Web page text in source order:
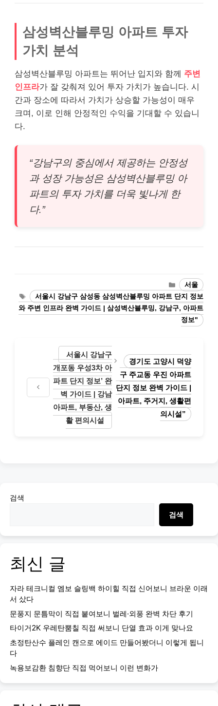
삼성벽산블루밍 아파트 투자
가치 분석
삼성벽산블루밍 아파트는 뛰어난 입지와 함께 주변
인프라가 잘 갖춰져 있어 투자 가치가 높습니다. 시
간과 장소에 따라서 가치가 상승할 가능성이 매우
크며, 이로 인해 안정적인 수익을 기대할 수 있습니
다.
“강남구의 중심에서 제공하는 안정성
과 성장 가능성은 삼성벽산블루밍 아
파트의 투자 가치를 더욱 빛나게 한
다.”
Categories
서울
Tags
서울시 강남구 삼성동 삼성벽산블루밍 아파트 단지 정보
와 주변 인프라 완벽 가이드 | 삼성벽산블루밍, 강남구, 아파트
정보"
서울시 강남구
개포동 우성3차 아
파트 단지 정보’ 완
벽 가이드 | 강남
아파트, 부동산, 생
활 편의시설
경기도 고양시 덕양
구 주교동 우진 아파트
단지 정보 완벽 가이드 |
아파트, 주거지, 생활편
의시설”
검색
검색
최신 글
자라 테크니컬 엠보 슬링백 하이힐 직접 신어보니 브라운 이래
서 샀다
문풍지 문틈막이 직접 붙여보니 벌레·외풍 완벽 차단 후기
타이거2K 우레탄뿜칠 직접 써보니 단열 효과 이게 맞나요
초정탄산수 플레인 캔으로 에이드 만들어봤더니 이렇게 됩니
다
녹용보감환 침향단 직접 먹어보니 이런 변화가